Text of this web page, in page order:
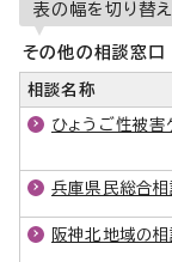
表の幅を切り替
その他の相談窓口
相談名称
ひょうご性被害
兵庫県民総合相
阪神北地域の